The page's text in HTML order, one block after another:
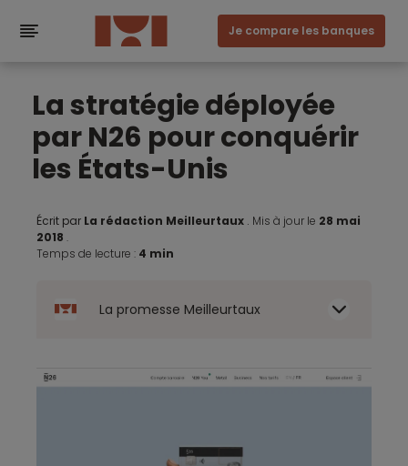
Je compare les banques
La stratégie déployée
par N26 pour conquérir
les États-Unis
Écrit par La rédaction Meilleurtaux . Mis à jour le 28 mai
2018 .
Temps de lecture : 4 min
La promesse Meilleurtaux